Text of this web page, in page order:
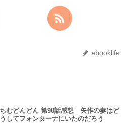
ebooklife
ちむどんどん 第98話感想 矢作の妻はど
うしてフォンターナにいたのだろう